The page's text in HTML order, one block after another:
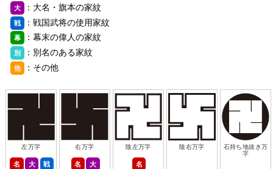
大 ：大名・旗本の家紋
戦 ：戦国武将の使用家紋
幕 ：幕末の偉人の家紋
別 ：別名のある家紋
他 ：その他
左万字
名 大 戦
右万字
名 大
陰左万字
名
陰右万字
石持ち地抜き万
字